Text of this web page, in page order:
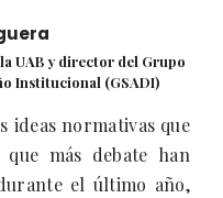
UAB y director del Grupo
Institucional (GSADI)
ideas normativas que
más debate han
el último año,